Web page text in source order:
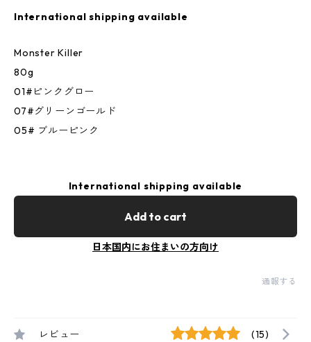
International shipping available
Monster Killer
80g
01#ピンクグロー
07#グリーンゴールド
05# ブルーピンク
International shipping available
Add to cart
日本国内にお住まいの方向け
通報する
レビュー (15)